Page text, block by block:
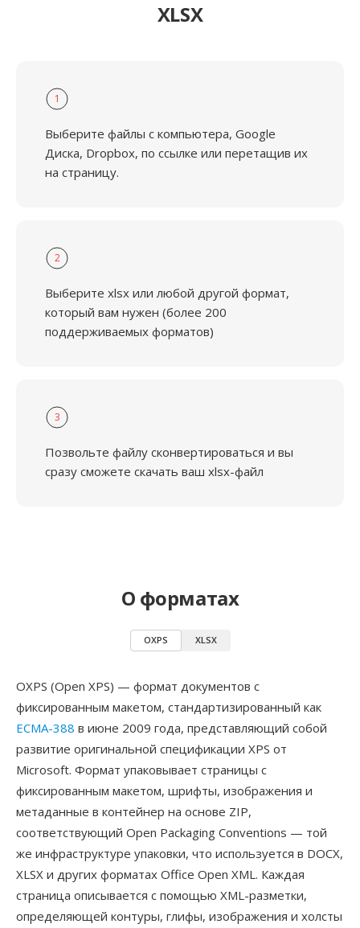
XLSX
1
Выберите файлы с компьютера, Google
Диска, Dropbox, по ссылке или перетащив их
на страницу.
2
Выберите xlsx или любой другой формат,
который вам нужен (более 200
поддерживаемых форматов)
3
Позвольте файлу сконвертироваться и вы
сразу сможете скачать ваш xlsx-файл
О форматах
OXPS XLSX
OXPS (Open XPS) — формат документов с
фиксированным макетом, стандартизированный как
ECMA-388 в июне 2009 года, представляющий собой
развитие оригинальной спецификации XPS от
Microsoft. Формат упаковывает страницы с
фиксированным макетом, шрифты, изображения и
метаданные в контейнер на основе ZIP,
соответствующий Open Packaging Conventions — той
же инфраструктуре упаковки, что используется в DOCX,
XLSX и других форматах Office Open XML. Каждая
страница описывается с помощью XML-разметки,
определяющей контуры, глифы, изображения и холсты